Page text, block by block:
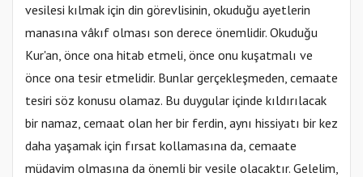
vesilesi kılmak için din görevlisinin, okuduğu ayetlerin
manasına vâkıf olması son derece önemlidir. Okuduğu
Kur'an, önce ona hitab etmeli, önce onu kuşatmalı ve
önce ona tesir etmelidir. Bunlar gerçekleşmeden, cemaate
tesiri söz konusu olamaz. Bu duygular içinde kıldırılacak
bir namaz, cemaat olan her bir ferdin, aynı hissiyatı bir kez
daha yaşamak için fırsat kollamasına da, cemaate
müdavim olmasına da önemli bir vesile olacaktır. Gelelim,